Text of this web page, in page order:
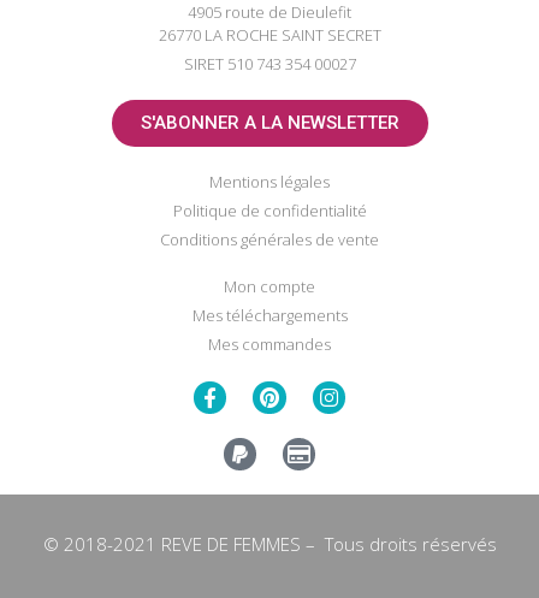
4905 route de Dieulefit
26770 LA ROCHE SAINT SECRET
SIRET 510 743 354 00027
S'ABONNER A LA NEWSLETTER
Mentions légales
Politique de confidentialité
Conditions générales de vente
Mon compte
Mes téléchargements
Mes commandes
© 2018-2021 REVE DE FEMMES – Tous droits réservés